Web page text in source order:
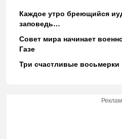
Каждое утро бреющийся
заповедь…
Совет мира начинает
Газе
Три счастливые восьмерки